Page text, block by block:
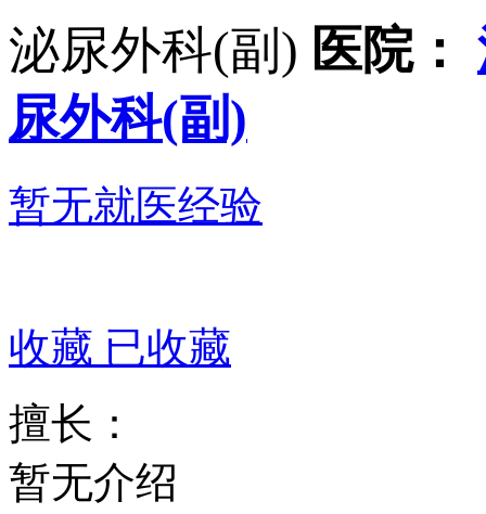
泌尿外科(副) 医院：
尿外科(副)
暂无就医经验
收藏 已收藏
擅长：
暂无介绍